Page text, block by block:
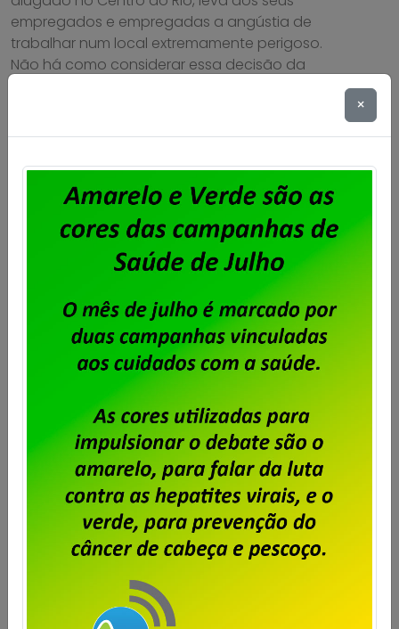
empregados e empregadas a angústia de
trabalhar num local extremamente perigoso.
Não há como considerar essa decisão da
Operação Sem Desconto.
Nota do Sindpd-DF
Publicado por Imprensa em20/03/2026.
“O SINDPD-DF acompanha com profunda
“Sem Desconto” da Polícia Federal e a
decisão do STF de afastar Alan Santos da
×